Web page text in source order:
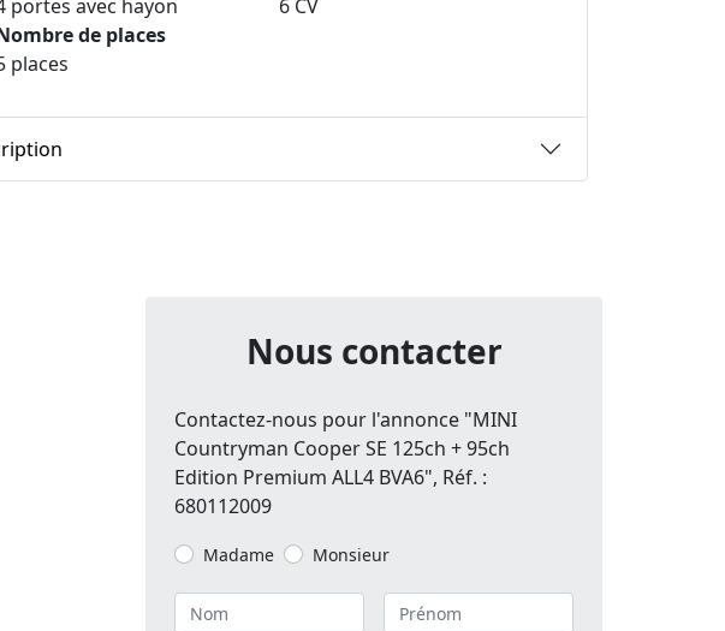
portes avec hayon
6 CV
de places
places
Nous contacter
Contactez-nous pour l'annonce "MINI
Countryman Cooper SE 125ch + 95ch
Edition Premium ALL4 BVA6", Réf. :
680112009
Madame Monsieur